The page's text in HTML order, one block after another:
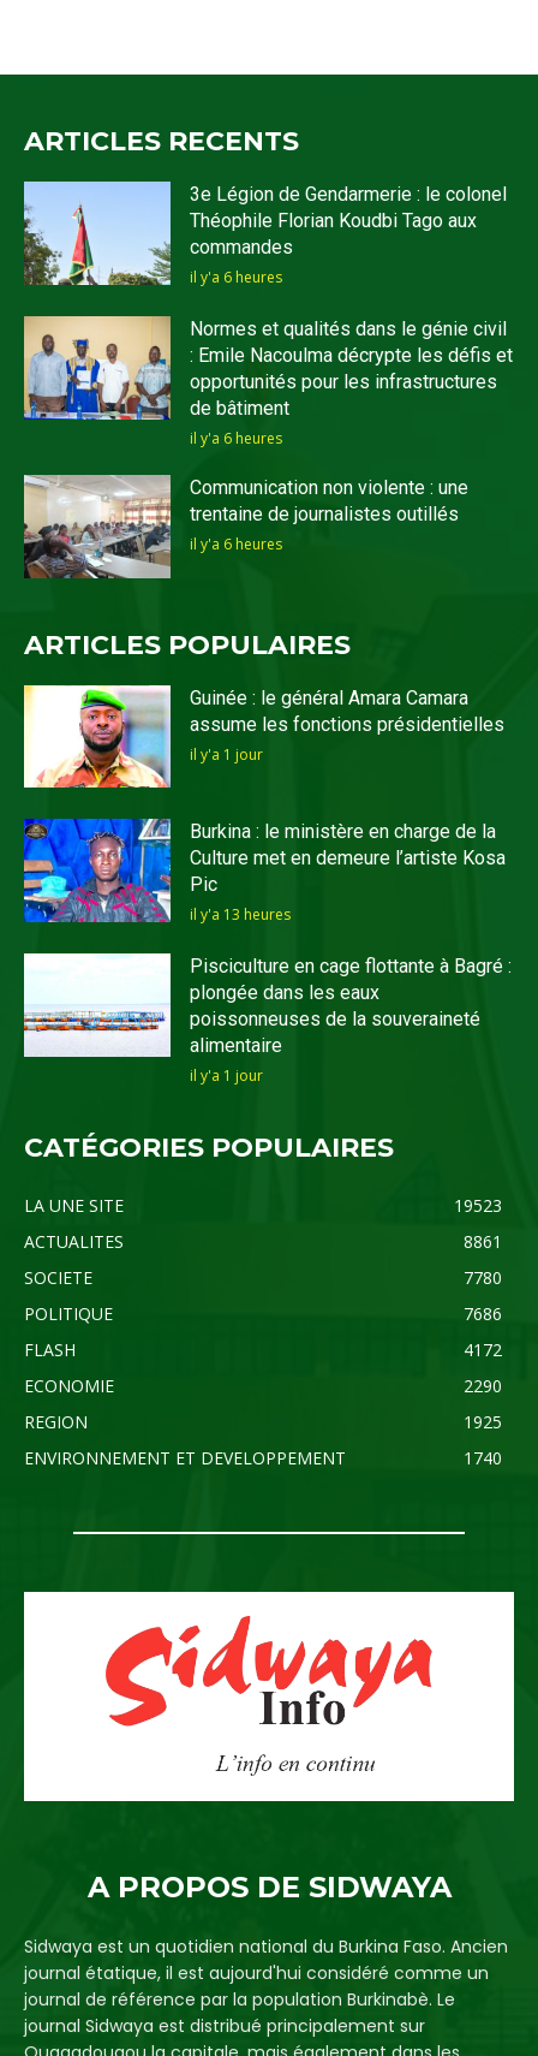
ARTICLES RECENTS
3e Légion de Gendarmerie : le colonel
Théophile Florian Koudbi Tago aux
commandes
il y'a 6 heures
Normes et qualités dans le génie civil
: Emile Nacoulma décrypte les défis et
opportunités pour les infrastructures
de bâtiment
il y'a 6 heures
Communication non violente : une
trentaine de journalistes outillés
il y'a 6 heures
ARTICLES POPULAIRES
Guinée : le général Amara Camara
assume les fonctions présidentielles
il y'a 1 jour
Burkina : le ministère en charge de la
Culture met en demeure l’artiste Kosa
Pic
il y'a 13 heures
Pisciculture en cage flottante à Bagré :
plongée dans les eaux
poissonneuses de la souveraineté
alimentaire
il y'a 1 jour
CATÉGORIES POPULAIRES
LA UNE SITE
19523
ACTUALITES
8861
SOCIETE
7780
POLITIQUE
7686
FLASH
4172
ECONOMIE
2290
REGION
1925
ENVIRONNEMENT ET DEVELOPPEMENT
1740
A PROPOS DE SIDWAYA
Sidwaya est un quotidien national du Burkina Faso. Ancien
journal étatique, il est aujourd'hui considéré comme un
journal de référence par la population Burkinabè. Le
journal Sidwaya est distribué principalement sur